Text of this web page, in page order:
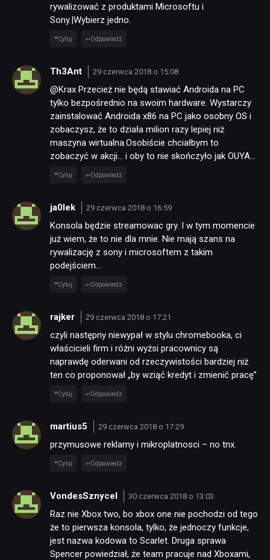
rywalizować z produktami Microsoftu i
Sony.|Wybierz jedno.
Cytuj Odpowiedz
Th3Ant 29 czerwca 2018 o 15:08
@Krax Przecież nie będą stawiać Androida na PC
tylko bezpośrednio na swoim hardware. Wystarczy
zainstalować Androida x86 na PC jako osobny OS i
zobaczysz, że to działa milion razy lepiej niż
maszyna wirtualna.Osobiście chciałbym to
zobaczyć w akcji… i oby to nie skończyło jak OUYA…
Cytuj Odpowiedz
ja0lek 29 czerwca 2018 o 16:59
Konsola będzie streamowac gry. I w tym momencie
już wiem, że to nie dla mnie. Nie mają szans na
rywalizację z sony i microsoftem z takim
podejściem…
Cytuj Odpowiedz
rajker 29 czerwca 2018 o 17:21
czyli następny niewypał w stylu chromebooka, ci
właścicieli firm i różni wyżsi pracownicy są
naprawdę oderwani od rzeczywistości bardziej niż
ten co proponował „by wziąć kredyt i zmienić pracę”
Cytuj Odpowiedz
martius5 29 czerwca 2018 o 17:29
przymusowe reklamy i mikroplatnosci – no tnx.
Cytuj Odpowiedz
VondesSznycel 30 czerwca 2018 o 13:03
Raz nie Xbox two, bo xbox one nie pochodzi od tego
że to pierwsza konsola, tylko, że jednoczy funkcje,
jest nazwa kodowa to Scarlet. Druga sprawa
Spencer powiedział, że team pracuje nad Xboxami,